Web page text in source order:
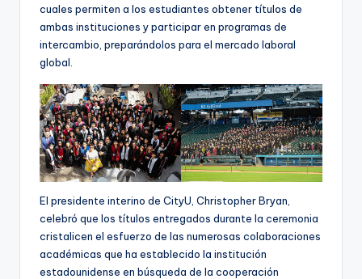
cuales permiten a los estudiantes obtener títulos de
ambas instituciones y participar en programas de
intercambio, preparándolos para el mercado laboral
global.
El presidente interino de CityU, Christopher Bryan,
celebró que los títulos entregados durante la ceremonia
cristalicen el esfuerzo de las numerosas colaboraciones
académicas que ha establecido la institución
estadounidense en búsqueda de la cooperación